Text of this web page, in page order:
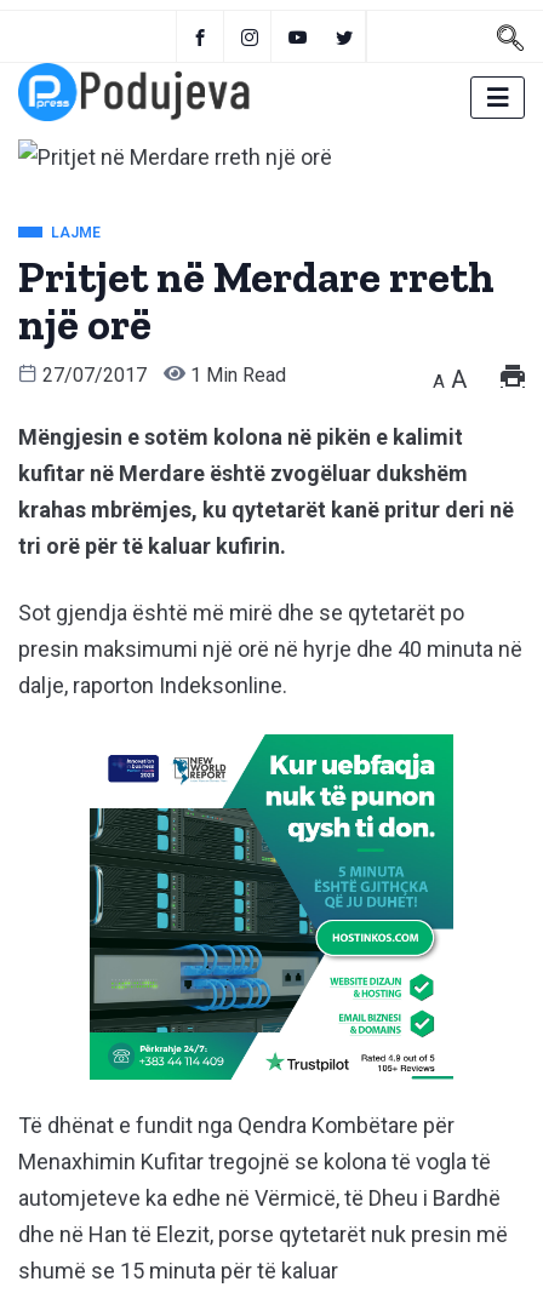
LAJME
Pritjet në Merdare rreth
një orë
27/07/2017 1 Min Read A A
Mëngjesin e sotëm kolona në pikën e kalimit
kufitar në Merdare është zvogëluar dukshëm
krahas mbrëmjes, ku qytetarët kanë pritur deri në
tri orë për të kaluar kufirin.
Sot gjendja është më mirë dhe se qytetarët po
presin maksimumi një orë në hyrje dhe 40 minuta në
dalje, raporton Indeksonline.
Të dhënat e fundit nga Qendra Kombëtare për
Menaxhimin Kufitar tregojnë se kolona të vogla të
automjeteve ka edhe në Vërmicë, të Dheu i Bardhë
dhe në Han të Elezit, porse qytetarët nuk presin më
shumë se 15 minuta për të kaluar